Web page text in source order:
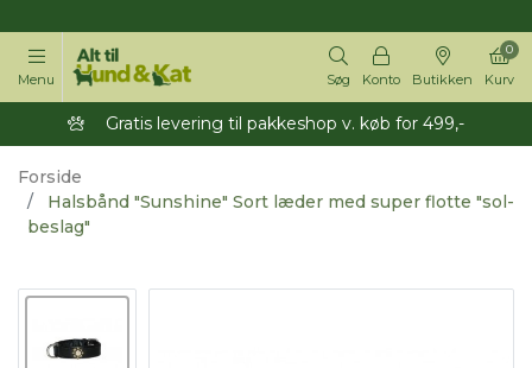
Menu Søg Konto Butikken Kurv
0
Gratis levering til pakkeshop v. køb for 499,-
Forside
Halsbånd "Sunshine" Sort læder med super flotte "sol-
beslag"